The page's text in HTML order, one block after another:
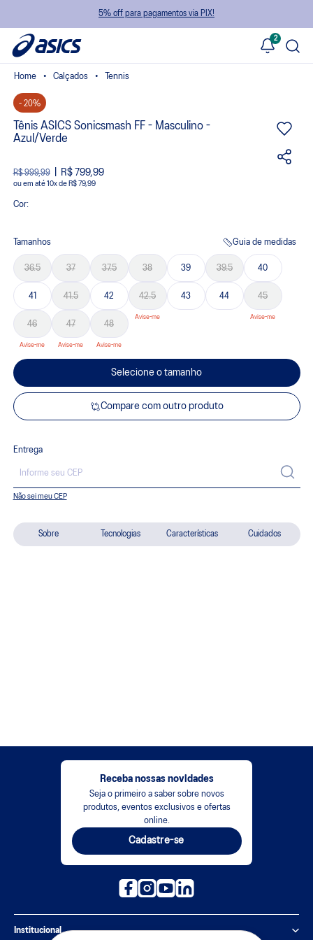
5% off para pagamentos via PIX!
2
Sobre Tecnologias Características Cuidados
Calçados Tennis
- 20%
Tênis ASICS Sonicsmash FF - Masculino -
Azul/Verde
R$ 999,99 R$ 799,99
ou 10xde R$ 79,99
Cor:
Tamanhos Guia de medidas
36.5 37 37.5 38 39 39.5 40
41 41.5 42 42.5 43 44 45
46 47 48
Selecione o tamanho
Compare com outro produto
Entrega
Não sei meu CEP
Receba nossas novidades
Seja o primeiro a saber sobre novos
produtos, eventos exclusivos e ofertas
online.
Cadastre-se
Institucional